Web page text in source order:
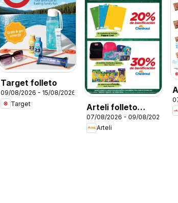
Target folleto
09/08/2026 - 15/08/2026
Target
Arteli folleto
Regreso a clases
07/08/2026 - 09/08/2026
Arteli